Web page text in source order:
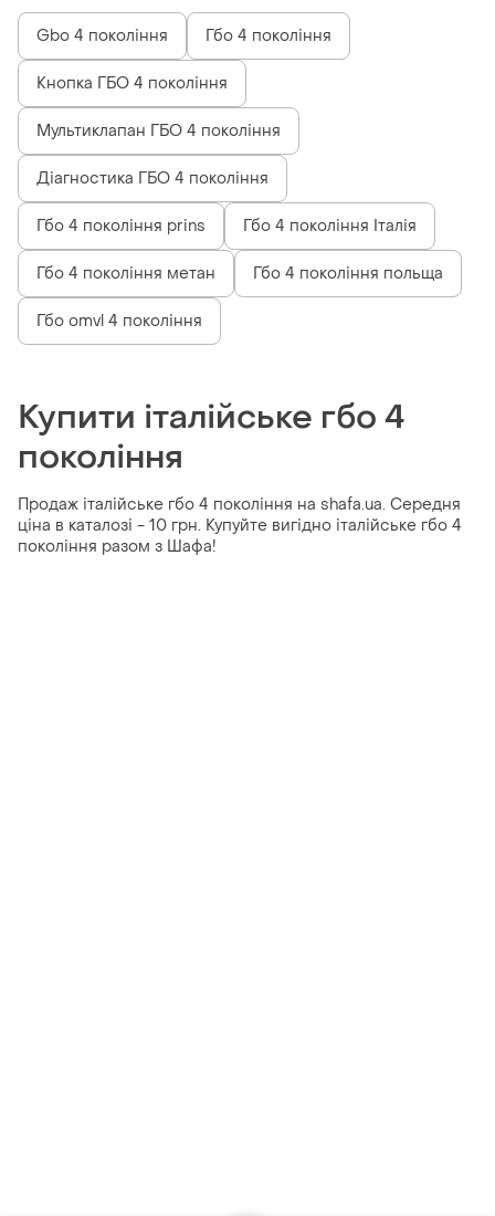
Gbo 4 покоління Гбо 4 покоління
Кнопка ГБО 4 покоління
Мультиклапан ГБО 4 покоління
Діагностика ГБО 4 покоління
Гбо 4 покоління prins Гбо 4 покоління Італія
Гбо 4 покоління метан Гбо 4 покоління польща
Гбо omvl 4 покоління
Купити італійське гбо 4
покоління
Продаж італійське гбо 4 покоління на shafa.ua. Середня
ціна в каталозі - 10 грн. Купуйте вигідно італійське гбо 4
покоління разом з Шафа!